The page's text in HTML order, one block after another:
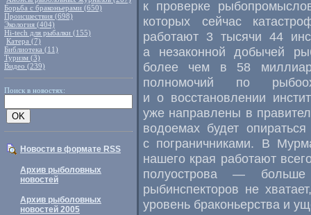
Борьба с браконьерами (650)
Происшествия (698)
Экология (404)
Hi-tech для рыбалки (155)
Катера (7)
Библиотека (11)
Туризм (3)
Видео (239)
Поиск в новостях:
Новости в формате RSS
Архив рыболовных
новостей
Архив рыболовных
новостей 2005
к проверке
которых сейчас
работают 3 тысячи 44
а незаконной добычей
более чем в 58
полномочий по
и о восстановлении
уже направлены в
водоемах будет
с пограничниками. В
нашего края работают
полуострова —
рыбинспекторов не
уровень браконьерства и